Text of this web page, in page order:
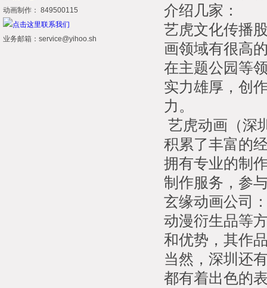
动画制作： 849500115
业务邮箱：service@yihoo.sh
介绍几家：
艺虎文化传播
画领域有很高
在主题公园等
实力雄厚，创
力。
艺虎动画（深
积累了丰富的
拥有专业的制
制作服务，参
玄缘动画公司
动漫衍生品等
和优势，其作
当然，深圳还
都有着出色的